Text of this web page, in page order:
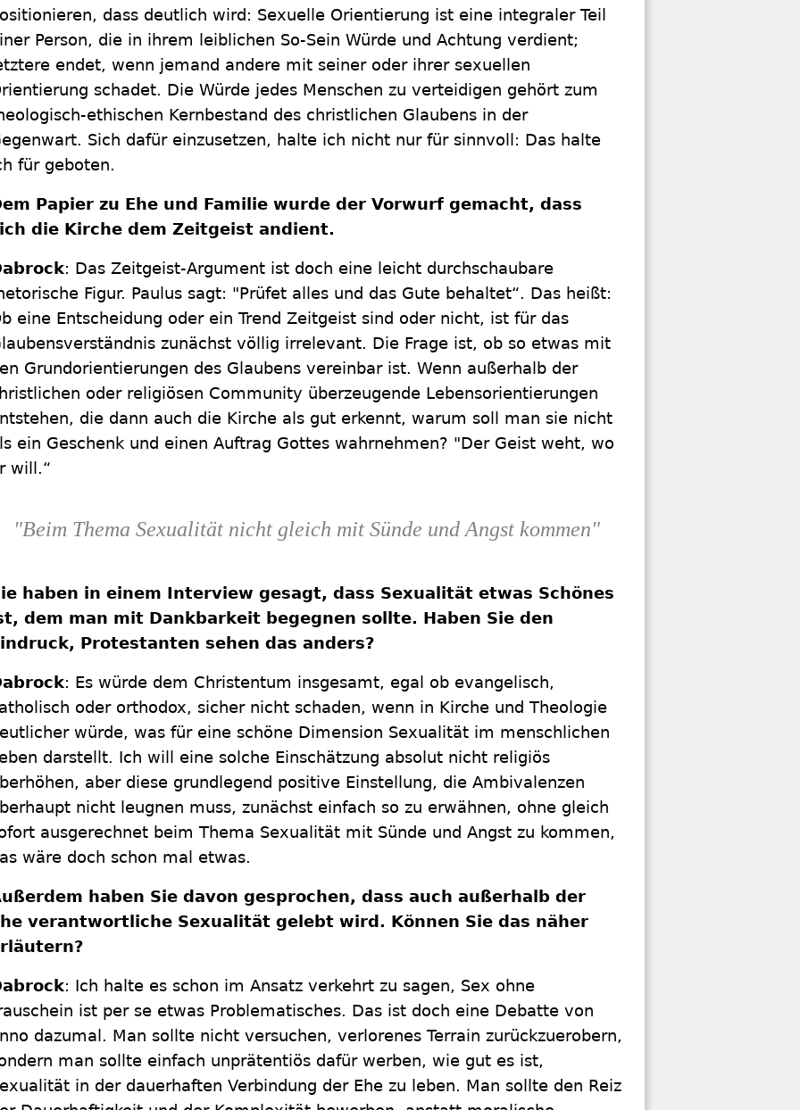
dass deutlich wird: Sexuelle Orientierung ist eine integraler Teil
Person, die in ihrem leiblichen So-Sein Würde und Achtung verdient;
endet, wenn jemand andere mit seiner oder ihrer sexuellen
schadet. Die Würde jedes Menschen zu verteidigen gehört zum
ethischen Kernbestand des christlichen Glaubens in der
Sich dafür einzusetzen, halte ich nicht nur für sinnvoll: Das halte
für geboten.
Papier zu Ehe und Familie wurde der Vorwurf gemacht, dass
die Kirche dem Zeitgeist andient.
: Das Zeitgeist-Argument ist doch eine leicht durchschaubare
Figur. Paulus sagt: "Prüfet alles und das Gute behaltet“. Das heißt:
eine Entscheidung oder ein Trend Zeitgeist sind oder nicht, ist für das
zunächst völlig irrelevant. Die Frage ist, ob so etwas mit
Grundorientierungen des Glaubens vereinbar ist. Wenn außerhalb der
oder religiösen Community überzeugende Lebensorientierungen
die dann auch die Kirche als gut erkennt, warum soll man sie nicht
ein Geschenk und einen Auftrag Gottes wahrnehmen? "Der Geist weht, wo
will.“
"Beim Thema Sexualität nicht gleich mit Sünde und Angst kommen"
haben in einem Interview gesagt, dass Sexualität etwas Schönes
dem man mit Dankbarkeit begegnen sollte. Haben Sie den
Protestanten sehen das anders?
: Es würde dem Christentum insgesamt, egal ob evangelisch,
oder orthodox, sicher nicht schaden, wenn in Kirche und Theologie
würde, was für eine schöne Dimension Sexualität im menschlichen
darstellt. Ich will eine solche Einschätzung absolut nicht religiös
aber diese grundlegend positive Einstellung, die Ambivalenzen
nicht leugnen muss, zunächst einfach so zu erwähnen, ohne gleich
ausgerechnet beim Thema Sexualität mit Sünde und Angst zu kommen,
wäre doch schon mal etwas.
haben Sie davon gesprochen, dass auch außerhalb der
verantwortliche Sexualität gelebt wird. Können Sie das näher
: Ich halte es schon im Ansatz verkehrt zu sagen, Sex ohne
ist per se etwas Problematisches. Das ist doch eine Debatte von
dazumal. Man sollte nicht versuchen, verlorenes Terrain zurückzuerobern,
man sollte einfach unprätentiös dafür werben, wie gut es ist,
in der dauerhaften Verbindung der Ehe zu leben. Man sollte den Reiz